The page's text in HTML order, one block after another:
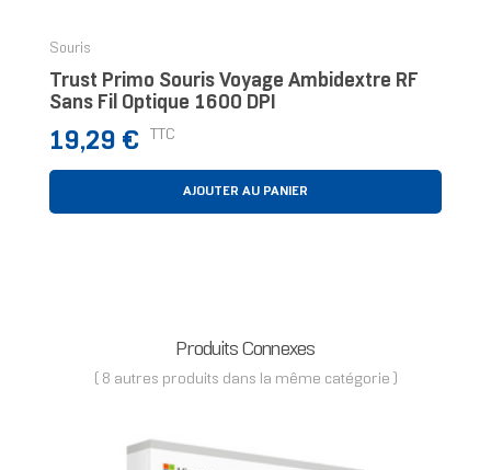
Souris
Trust Primo Souris Voyage Ambidextre RF
Sans Fil Optique 1600 DPI
Prix
19,29 € TTC
AJOUTER AU PANIER
Produits Connexes
( 8 autres produits dans la même catégorie )